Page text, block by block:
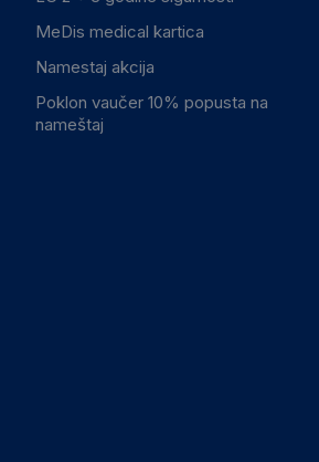
MeDis medical kartica
Namestaj akcija
Poklon vaučer 10% popusta na
nameštaj